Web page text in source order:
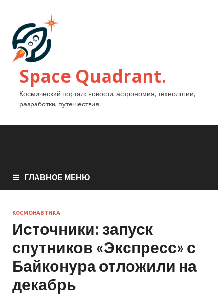
Space Quadrant.
Космический портал: новости, астрономия, технологии,
разработки, путешествия.
ГЛАВНОЕ МЕНЮ
КОСМОНАВТИКА
Источники: запуск
спутников «Экспресс» с
Байконура отложили на
декабрь